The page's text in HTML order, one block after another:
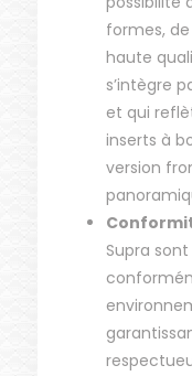
formes,
haute
s’intègre
et qui
inserts à
version
Supra